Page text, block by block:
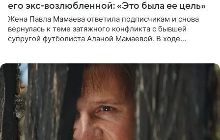
его экс-возлюбленной: «Это была ее цель»
Жена Павла Мамаева ответила подписчикам и снова
вернулась к теме затяжного конфликта с бывшей
супругой футболиста Аланой Мамаевой. В ходе